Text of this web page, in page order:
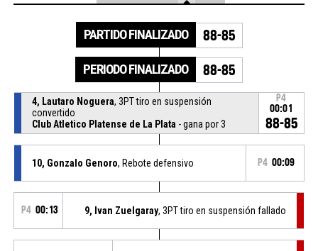
PARTIDO FINALIZADO 88-85
PERIODO FINALIZADO 88-85
4, Lautaro Noguera, 3PT tiro en suspensión
convertido
Club Atletico Platense de La Plata - gana por 3
P4
00:01
88-85
10, Gonzalo Genoro, Rebote defensivo P4 00:09
P4 00:13 9, Ivan Zuelgaray, 3PT tiro en suspensión fallado